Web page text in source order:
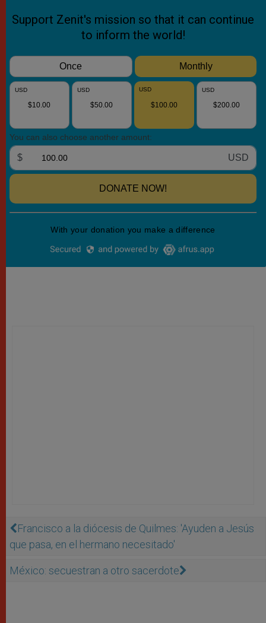
Francisco a la diócesis de Quilmes: 'Ayuden a Jesús
que pasa, en el hermano necesitado'
México: secuestran a otro sacerdote